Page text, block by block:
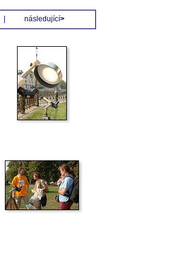
následující>